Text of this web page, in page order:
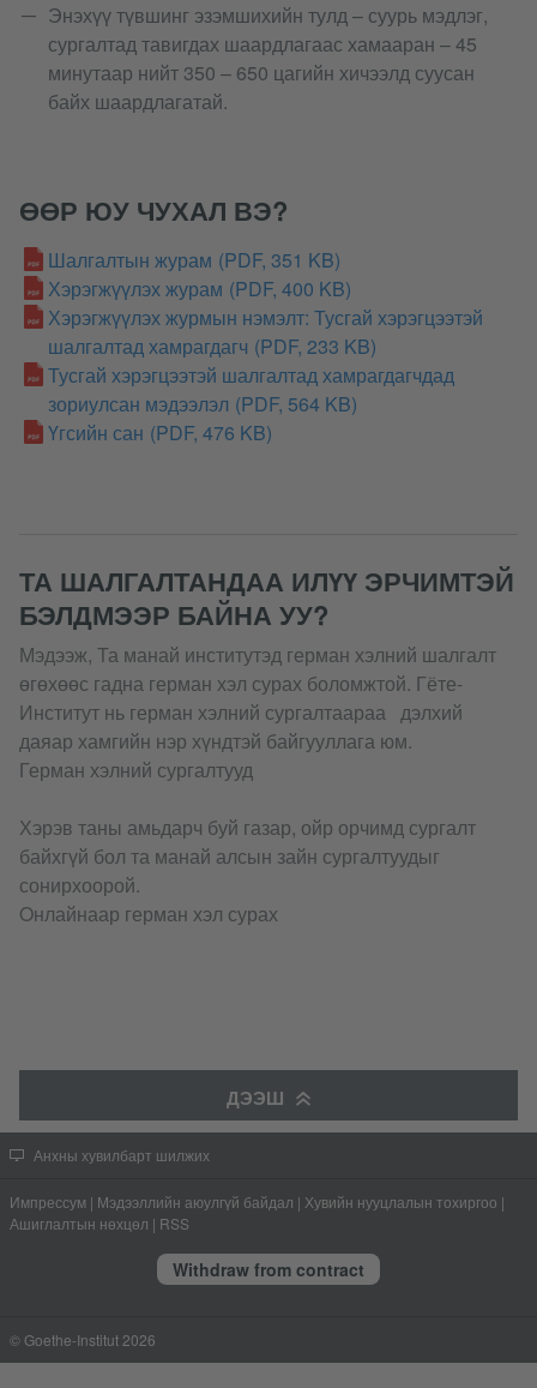
Энэхүү түвшинг эзэмшихийн тулд – суурь мэдлэг,
сургалтад тавигдах шаардлагаас хамааран – 45
минутаар нийт 350 – 650 цагийн хичээлд суусан
байх шаардлагатай.
ӨӨР ЮУ ЧУХАЛ ВЭ?
Шалгалтын журам (PDF, 351 KB)
Хэрэгжүүлэх журам (PDF, 400 KB)
Хэрэгжүүлэх журмын нэмэлт: Тусгай хэрэгцээтэй
шалгалтад хамрагдагч (PDF, 233 KB)
Тусгай хэрэгцээтэй шалгалтад хамрагдагчдад
зориулсан мэдээлэл (PDF, 564 KB)
Үгсийн сан (PDF, 476 KB)
ТА ШАЛГАЛТАНДАА ИЛҮҮ ЭРЧИМТЭЙ
БЭЛДМЭЭР БАЙНА УУ?
Мэдээж, Та манай институтэд герман хэлний шалгалт
өгөхөөс гадна герман хэл сурах боломжтой. Гёте-
Институт нь герман хэлний сургалтаараа дэлхий
даяар хамгийн нэр хүндтэй байгууллага юм.
Герман хэлний сургалтууд
Хэрэв таны амьдарч буй газар, ойр орчимд сургалт
байхгүй бол та манай алсын зайн сургалтуудыг
сонирхоорой.
Oнлайнаар герман хэл сурах
ДЭЭШ
Анхны хувилбарт шилжих
Импрессум | Мэдээллийн аюулгүй байдал | Хувийн нууцлалын тохиргоо |
Ашиглалтын нөхцөл | RSS
Withdraw from contract
© Goethe-Institut 2026